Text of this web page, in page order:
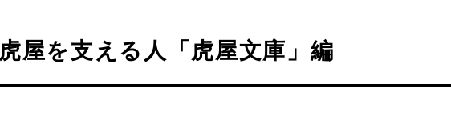
虎屋を支える人「虎屋文庫」編